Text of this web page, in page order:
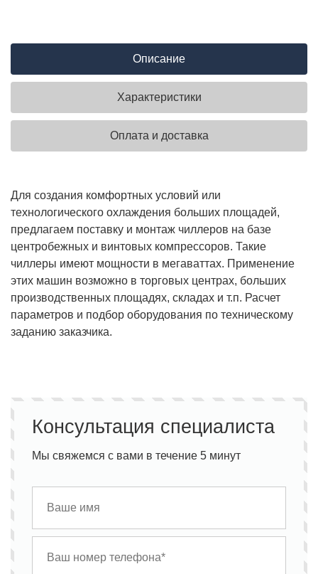
Описание
Характеристики
Оплата и доставка
Для создания комфортных условий или
технологического охлаждения больших площадей,
предлагаем поставку и монтаж чиллеров на базе
центробежных и винтовых компрессоров. Такие
чиллеры имеют мощности в мегаваттах. Применение
этих машин возможно в торговых центрах, больших
производственных площадях, складах и т.п. Расчет
параметров и подбор оборудования по техническому
заданию заказчика.
Консультация специалиста
Мы свяжемся с вами в течение 5 минут